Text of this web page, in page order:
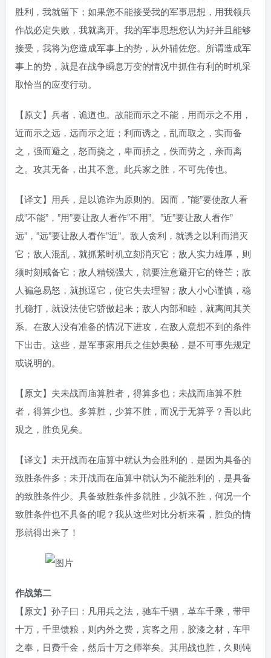
胜利，我就留下；如果您不能接受我的军事思想，用我领兵
作战必定失败，我就离开。我的军事思想您认为好并且能够
接受，我将为您造成军事上的势，从外辅佐您。所谓造成军
事上的势，就是在战争瞬息万变的情况中抓住有利的时机采
取恰当的应变行动。
【原文】兵者，诡道也。故能而示之不能，用而示之不用，
近而示之远，远而示之近；利而诱之，乱而取之，实而备
之，强而避之，怒而挠之，卑而骄之，佚而劳之，亲而离
之。攻其无备，出其不意。此兵家之胜，不可先传也。
【译文】用兵，是以诡诈为原则的。因而，”能”要使敌人看
成”不能”，”用”要让敌人看作”不用”。”近”要让敌人看作”
远”，”远”要让敌人看作”近”。敌人贪利，就诱之以利而消灭
它；敌人混乱，就抓紧时机立刻消灭它；敌人实力雄厚，则
须时刻戒备它；敌人精锐强大，就要注意避开它的锋芒；敌
人褊急易怒，就挑逗它，使它失去理智；敌人小心谨慎，稳
扎稳打，就设法使它骄傲起来；敌人内部和睦，就离间其关
系。在敌人没有准备的情况下进攻，在敌人意想不到的条件
下出击。这些，是军事家用兵之佳妙奥秘，是不可事先规定
或说明的。
【原文】夫未战而庙算胜者，得算多也；未战而庙算不胜
者，得算少也。多算胜，少算不胜，而况于无算乎？吾以此
观之，胜负见矣。
【译文】未开战而在庙算中就认为会胜利的，是因为具备的
致胜条件多；未开战而在庙算中就认为不能胜利的，是具备
的致胜条件少。具备致胜条件多就胜，少就不胜，何况一个
致胜条件也不具备的呢？我从这些对比分析来看，胜负的情
形就得出来了！
作战第二
【原文】孙子曰：凡用兵之法，驰车千驷，革车千乘，带甲
十万，千里馈粮，则内外之费，宾客之用，胶漆之材，车甲
之奉，日费千金，然后十万之师举矣。其用战也胜，久则钝